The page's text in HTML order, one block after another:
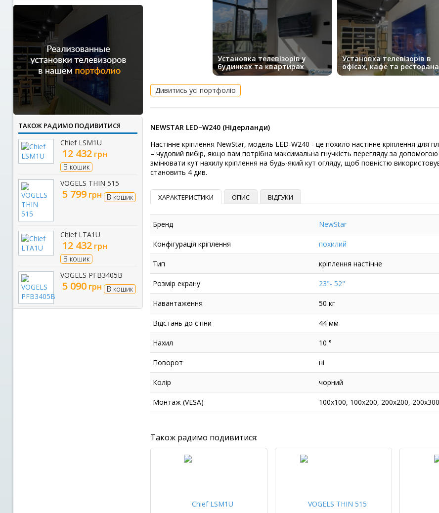
ТАКОЖ РАДИМО ПОДИВИТИСЯ
Chief LSM1U
12 432грн
В кошик
VOGELS THIN 515
5 799грн В кошик
Chief LTA1U
12 432грн
В кошик
VOGELS PFB3405B
5 090грн В кошик
Установка телевізорів у
будинках та квартирах
Установка телевізорів в
офісах, кафе та
Дивитись усі портфоліо
NEWSTAR LED−W240 (Нідерланди)
Настінне кріплення NewStar, модель LED-W240 - це похило настінне кріплення для
– чудовий вибір, якщо вам потрібна максимальна гнучкість перегляду за
змінювати кут нахилу кріплення на будь-який кут огляду, щоб повністю
становить 4 див.
ХАРАКТЕРИСТИКИ ОПИС ВІДГУКИ
Бренд NewStar
Конфігурація кріплення похилий
Тип кріплення настінне
Розмір екрану 23"- 52"
Навантаження 50 кг
Відстань до стіни 44 мм
Нахил 10 °
Поворот ні
Колір чорний
Монтаж (VESA) 100x100, 100x200, 200x200,
Також радимо подивитися: